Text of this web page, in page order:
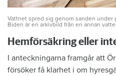
Vattnet spred sig genom sanden under
Biden är en arkivbild från en annan
Hemförsäkring eller
I anteckningarna framgår att
försöker få klarhet i om